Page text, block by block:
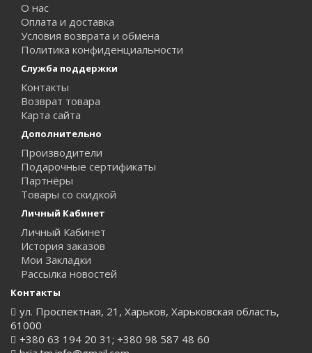
О нас
Оплата и доставка
Условия возврата и обмена
Политика конфиденциальности
Служба поддержки
Контакты
Возврат товара
Карта сайта
Дополнительно
Производители
Подарочные сертификаты
Партнёры
Товары со скидкой
Личный Кабинет
Личный Кабинет
История заказов
Мои Закладки
Рассылка новостей
Контакты
ул. Проспектная, 21, Харьков, Харьковская область,
61000
+380 63 194 20 31; +380 98 587 48 60